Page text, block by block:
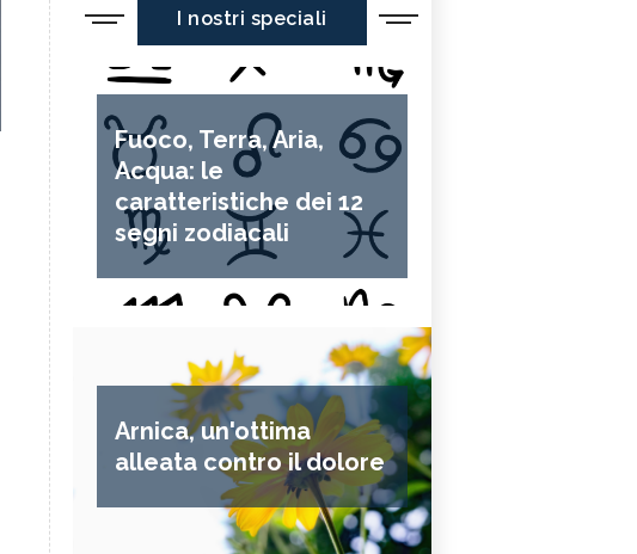
I nostri speciali
Fuoco, Terra, Aria,
Acqua: le
caratteristiche dei 12
segni zodiacali
Arnica, un'ottima
alleata contro il dolore